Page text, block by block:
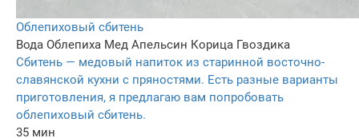
Облепиховый сбитень
Вода Облепиха Мед Апельсин Корица Гвоздика
Сбитень — медовый напиток из старинной восточно-
славянской кухни с пряностями. Есть разные варианты
приготовления, я предлагаю вам попробовать
облепиховый сбитень.
35 мин